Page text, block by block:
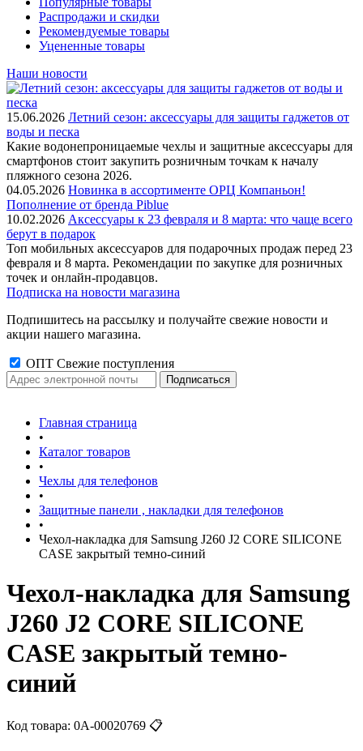
Распродажи и скидки
Рекомендуемые товары
Уцененные товары
Наши новости
15.06.2026 Летний сезон: аксессуары для защиты гаджетов от
воды и песка
Какие водонепроницаемые чехлы и защитные аксессуары для
смартфонов стоит закупить розничным точкам к началу
пляжного сезона 2026.
04.05.2026 Новинка в ассортименте OРЦ Компаньон!
Пополнение от бренда Piblue
10.02.2026 Аксессуары к 23 февраля и 8 марта: что чаще всего
берут в подарок
Топ мобильных аксессуаров для подарочных продаж перед 23
февраля и 8 марта. Рекомендации по закупке для розничных
точек и онлайн-продавцов.
Подписка на новости магазина
Подпишитесь на рассылку и получайте свежие новости и
акции нашего магазина.
ОПТ Свежие поступления
Главная страница
•
Каталог товаров
•
Чехлы для телефонов
•
Защитные панели , накладки для телефонов
•
Чехол-накладка для Samsung J260 J2 CORE SILICONE
CASE закрытый темно-синий
Чехол-накладка для Samsung
J260 J2 CORE SILICONE
CASE закрытый темно-
синий
Код товара: 0А-00020769 📋